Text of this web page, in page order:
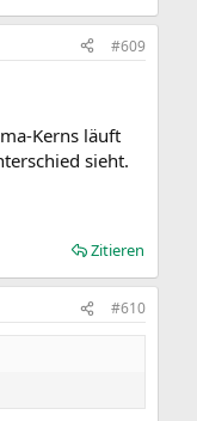
#609
Kerns läuft
sieht.
Zitieren
#610